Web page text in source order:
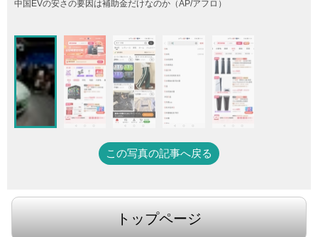
中国EVの安さの要因は補助金だけなのか（AP/アフロ）
この写真の記事へ戻る
トップページ